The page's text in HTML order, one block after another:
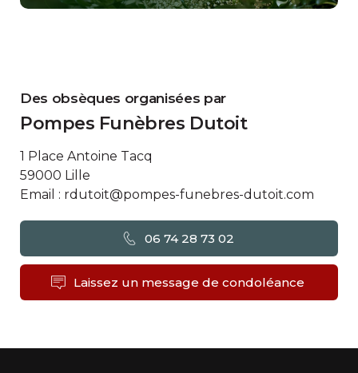
Des obsèques organisées par
Pompes Funèbres Dutoit
1 Place Antoine Tacq
59000 Lille
Email : rdutoit@pompes-funebres-dutoit.com
06 74 28 73 02
Laissez un message de condoléance